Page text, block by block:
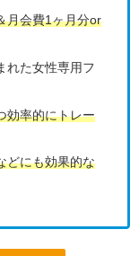
月会費1ヶ月分or
れた女性専用フ
効率的にトレー
どにも効果的な